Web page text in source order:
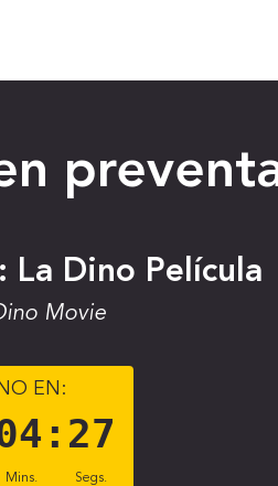
La Dino Película
Movie
EN:
:
Mins.
26
Segs.